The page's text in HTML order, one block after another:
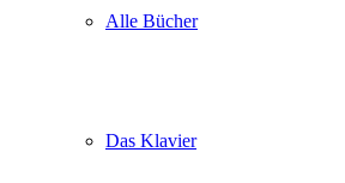
Alle Bücher
Das Klavier